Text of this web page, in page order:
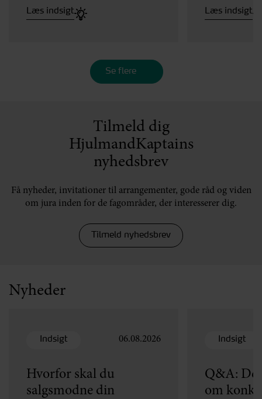
Læs indsigt Læs indsigt
Se flere
Tilmeld dig
HjulmandKaptains
nyhedsbrev
Få nyheder, invitationer til arrangementer, gode råd og viden
om jura inden for de fagområder, der interesserer dig.
Tilmeld nyhedsbrev
Nyheder
Indsigt 06.08.2026
Hvorfor skal du
salgsmodne din
Indsigt
Q&A:
om